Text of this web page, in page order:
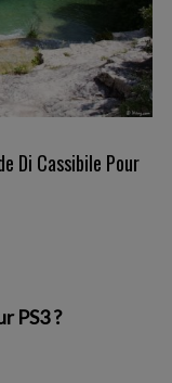
Di Cassibile Pour
PS3 ?